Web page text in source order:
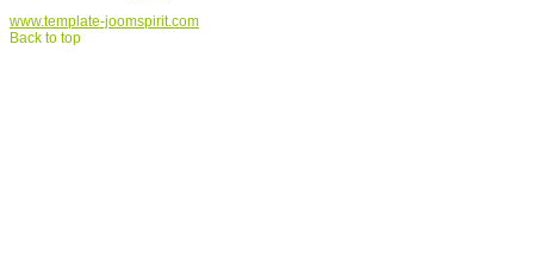
www.template-joomspirit.com
Back to top